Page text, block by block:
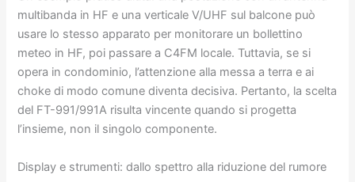
multibanda in HF e una verticale V/UHF sul balcone può
usare lo stesso apparato per monitorare un bollettino
meteo in HF, poi passare a C4FM locale. Tuttavia, se si
opera in condominio, l’attenzione alla messa a terra e ai
choke di modo comune diventa decisiva. Pertanto, la scelta
del FT-991/991A risulta vincente quando si progetta
l’insieme, non il singolo componente.
Display e strumenti: dallo spettro alla riduzione del rumore